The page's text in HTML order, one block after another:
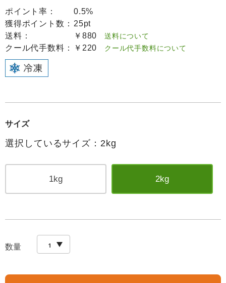
ポイント率：
0.5%
獲得ポイント数： 25pt
送料：
￥880 送料について
クール代手数料： ￥220 クール代手数料について
サイズ
選択しているサイズ：2kg
1kg 2kg
数量